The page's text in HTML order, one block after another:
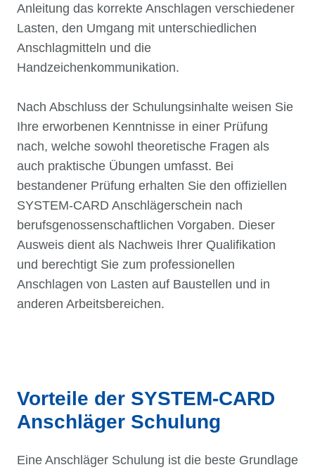
Anleitung das korrekte Anschlagen verschiedener
Lasten, den Umgang mit unterschiedlichen
Anschlagmitteln und die
Handzeichenkommunikation.
Nach Abschluss der Schulungsinhalte weisen Sie
Ihre erworbenen Kenntnisse in einer Prüfung
nach, welche sowohl theoretische Fragen als
auch praktische Übungen umfasst. Bei
bestandener Prüfung erhalten Sie den offiziellen
SYSTEM-CARD Anschlägerschein nach
berufsgenossenschaftlichen Vorgaben. Dieser
Ausweis dient als Nachweis Ihrer Qualifikation
und berechtigt Sie zum professionellen
Anschlagen von Lasten auf Baustellen und in
anderen Arbeitsbereichen.
Vorteile der SYSTEM-CARD
Anschläger Schulung
Eine Anschläger Schulung ist die beste Grundlage